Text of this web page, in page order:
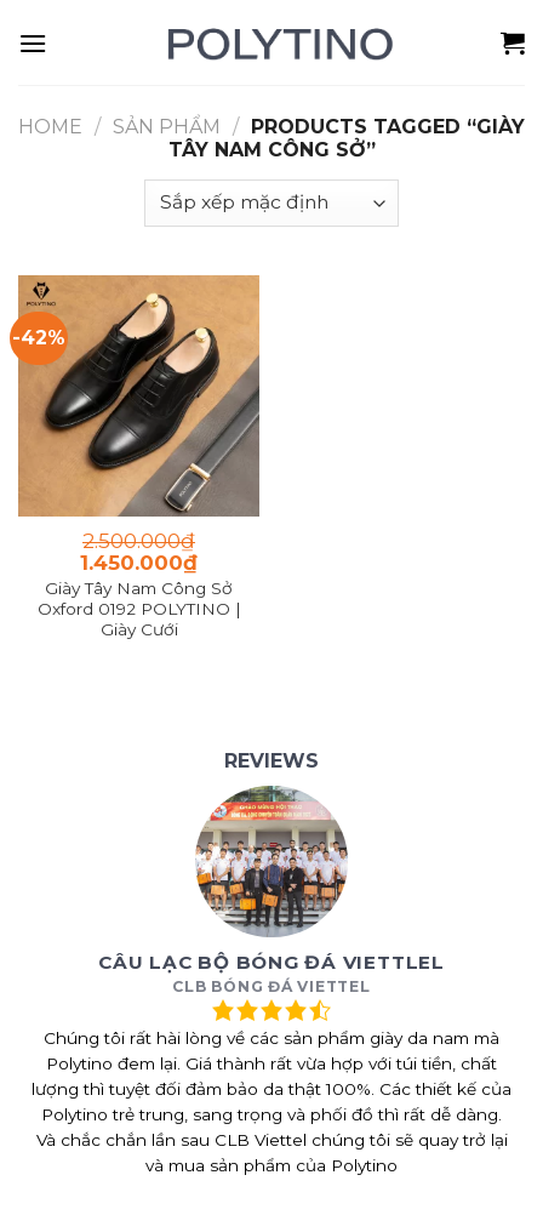
HOME / SẢN PHẨM / PRODUCTS TAGGED “GIÀY
TÂY NAM CÔNG SỞ”
-42%
Giày Tây Nam Công Sở
Oxford 0192 POLYTINO |
Giày Cưới
2.500.000₫
1.450.000₫
REVIEWS
CÂU LẠC BỘ BÓNG ĐÁ VIETTLEL
CLB BÓNG ĐÁ VIETTEL
Chúng tôi rất hài lòng về các sản phẩm giày da nam mà
Polytino đem lại. Giá thành rất vừa hợp với túi tiền, chất
lượng thì tuyệt đối đảm bảo da thật 100%. Các thiết kế của
Polytino trẻ trung, sang trọng và phối đồ thì rất dễ dàng.
Và chắc chắn lần sau CLB Viettel chúng tôi sẽ quay trở lại
và mua sản phẩm của Polytino